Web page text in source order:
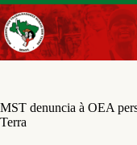
Pular
para
o
conteúdo
MST denuncia à OEA
Terra